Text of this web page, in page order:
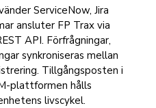
ServiceNow, Jira
ansluter FP Trax via
API. Förfrågningar,
synkroniseras mellan
Tillgångsposten i
plattformen hålls
livscykel.